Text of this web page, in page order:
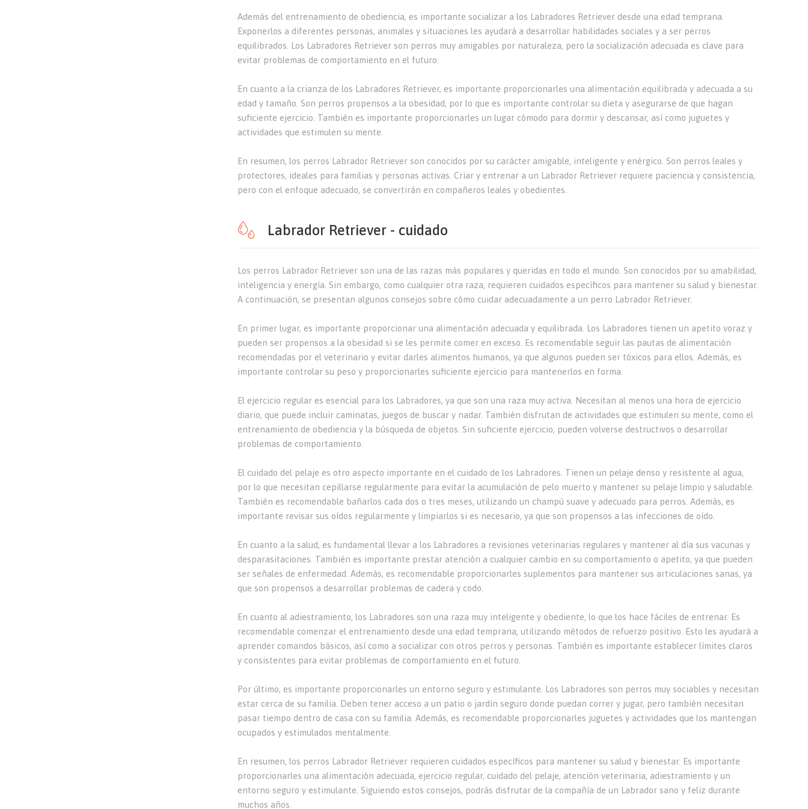
Además del entrenamiento de obediencia, es importante socializar a los Labradores Retriever desde una edad temprana.
Exponerlos a diferentes personas, animales y situaciones les ayudará a desarrollar habilidades sociales y a ser perros
equilibrados. Los Labradores Retriever son perros muy amigables por naturaleza, pero la socialización adecuada es clave para
evitar problemas de comportamiento en el futuro.
En cuanto a la crianza de los Labradores Retriever, es importante proporcionarles una alimentación equilibrada y adecuada a su
edad y tamaño. Son perros propensos a la obesidad, por lo que es importante controlar su dieta y asegurarse de que hagan
suficiente ejercicio. También es importante proporcionarles un lugar cómodo para dormir y descansar, así como juguetes y
actividades que estimulen su mente.
En resumen, los perros Labrador Retriever son conocidos por su carácter amigable, inteligente y enérgico. Son perros leales y
protectores, ideales para familias y personas activas. Criar y entrenar a un Labrador Retriever requiere paciencia y consistencia,
pero con el enfoque adecuado, se convertirán en compañeros leales y obedientes.
Labrador Retriever - cuidado
Los perros Labrador Retriever son una de las razas más populares y queridas en todo el mundo. Son conocidos por su amabilidad,
inteligencia y energía. Sin embargo, como cualquier otra raza, requieren cuidados específicos para mantener su salud y bienestar.
A continuación, se presentan algunos consejos sobre cómo cuidar adecuadamente a un perro Labrador Retriever.
En primer lugar, es importante proporcionar una alimentación adecuada y equilibrada. Los Labradores tienen un apetito voraz y
pueden ser propensos a la obesidad si se les permite comer en exceso. Es recomendable seguir las pautas de alimentación
recomendadas por el veterinario y evitar darles alimentos humanos, ya que algunos pueden ser tóxicos para ellos. Además, es
importante controlar su peso y proporcionarles suficiente ejercicio para mantenerlos en forma.
El ejercicio regular es esencial para los Labradores, ya que son una raza muy activa. Necesitan al menos una hora de ejercicio
diario, que puede incluir caminatas, juegos de buscar y nadar. También disfrutan de actividades que estimulen su mente, como el
entrenamiento de obediencia y la búsqueda de objetos. Sin suficiente ejercicio, pueden volverse destructivos o desarrollar
problemas de comportamiento.
El cuidado del pelaje es otro aspecto importante en el cuidado de los Labradores. Tienen un pelaje denso y resistente al agua,
por lo que necesitan cepillarse regularmente para evitar la acumulación de pelo muerto y mantener su pelaje limpio y saludable.
También es recomendable bañarlos cada dos o tres meses, utilizando un champú suave y adecuado para perros. Además, es
importante revisar sus oídos regularmente y limpiarlos si es necesario, ya que son propensos a las infecciones de oído.
En cuanto a la salud, es fundamental llevar a los Labradores a revisiones veterinarias regulares y mantener al día sus vacunas y
desparasitaciones. También es importante prestar atención a cualquier cambio en su comportamiento o apetito, ya que pueden
ser señales de enfermedad. Además, es recomendable proporcionarles suplementos para mantener sus articulaciones sanas, ya
que son propensos a desarrollar problemas de cadera y codo.
En cuanto al adiestramiento, los Labradores son una raza muy inteligente y obediente, lo que los hace fáciles de entrenar. Es
recomendable comenzar el entrenamiento desde una edad temprana, utilizando métodos de refuerzo positivo. Esto les ayudará a
aprender comandos básicos, así como a socializar con otros perros y personas. También es importante establecer límites claros
y consistentes para evitar problemas de comportamiento en el futuro.
Por último, es importante proporcionarles un entorno seguro y estimulante. Los Labradores son perros muy sociables y necesitan
estar cerca de su familia. Deben tener acceso a un patio o jardín seguro donde puedan correr y jugar, pero también necesitan
pasar tiempo dentro de casa con su familia. Además, es recomendable proporcionarles juguetes y actividades que los mantengan
ocupados y estimulados mentalmente.
En resumen, los perros Labrador Retriever requieren cuidados específicos para mantener su salud y bienestar. Es importante
proporcionarles una alimentación adecuada, ejercicio regular, cuidado del pelaje, atención veterinaria, adiestramiento y un
entorno seguro y estimulante. Siguiendo estos consejos, podrás disfrutar de la compañía de un Labrador sano y feliz durante
muchos años.